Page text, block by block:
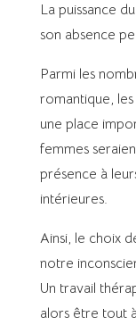
La puissance
son absence
Parmi les
romantique,
une place
femmes
présence à
intérieures.
Ainsi, le choix
notre
Un travail
alors être tout